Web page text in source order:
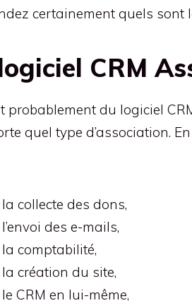
certainement quels sont
CRM
probablement du logiciel
quel type d’association.
la collecte des dons,
l’envoi des e-mails,
la comptabilité,
la création du site,
le CRM en lui-même,